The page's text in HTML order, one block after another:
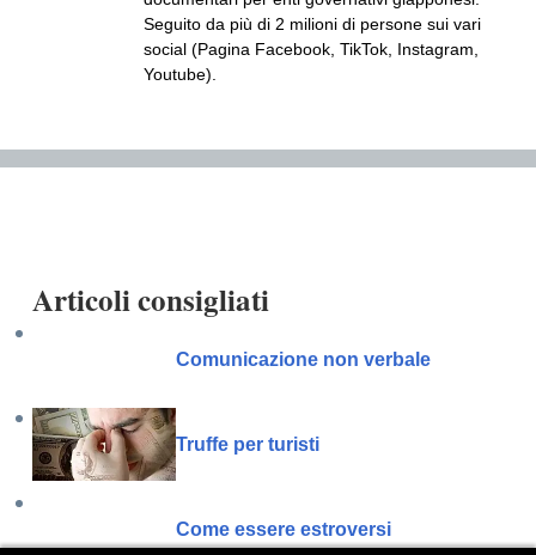
Articoli consigliati
Comunicazione non verbale
Truffe per turisti
Come essere estroversi
Seguito da più di 2 milioni di persone sui vari
social (Pagina Facebook, TikTok, Instagram,
Youtube).